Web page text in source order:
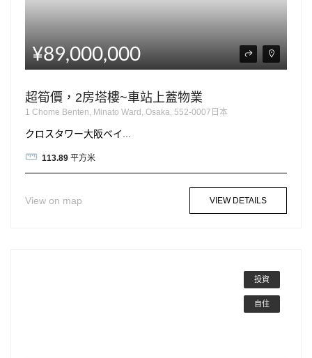
¥89,000,000
超筍價，2房塔樓~車站上蓋物業
1 Chome Benten, Minato Ward, Osaka, 552-0007日本
クロスタワー大阪ベイ...
113.89 平方米
View on map VIEW DETAILS
投資
自住